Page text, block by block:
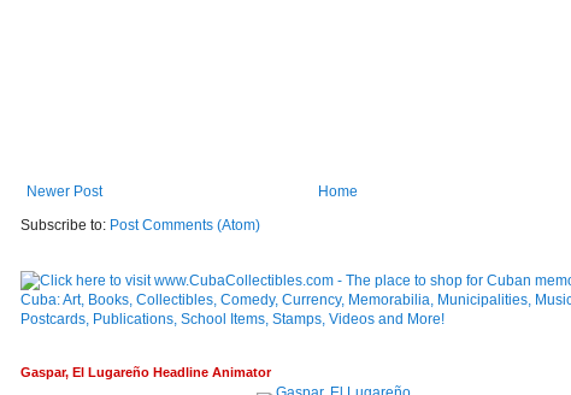
Newer Post
Home
Subscribe to: Post Comments (Atom)
Gaspar, El Lugareño Headline Animator